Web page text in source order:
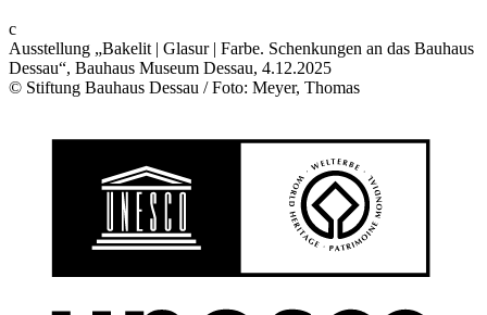
c
Ausstellung „Bakelit | Glasur | Farbe. Schenkungen an das Bauhaus
Dessau“, Bauhaus Museum Dessau, 4.12.2025
© Stiftung Bauhaus Dessau / Foto: Meyer, Thomas